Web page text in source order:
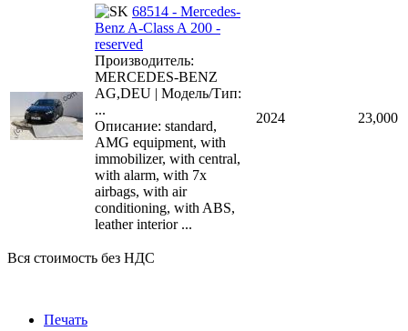
68514 - Mercedes-
Benz A-Class A 200 -
reserved
Производитель:
MERCEDES-BENZ
AG,DEU | Модель/Тип:
...
Описание: standard,
AMG equipment, with
immobilizer, with central,
with alarm, with 7x
airbags, with air
conditioning, with ABS,
leather interior ...
2024 23,000
Вся стоимость без НДС
Печать